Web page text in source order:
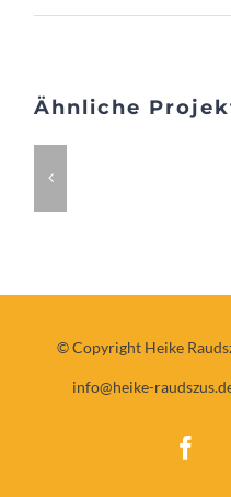
Ähnliche
© Copyright Heike
info@heike-